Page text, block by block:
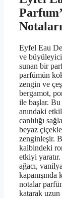
Eyfel Eau De
ve
sunan bir
parfümün
zengin ve
bergamot,
ile başlar.
anındaki
canlılığı
beyaz
zenginleşir.
kalbindeki
etkiyi yaratır.
ağacı,
notalar
katarak uzun